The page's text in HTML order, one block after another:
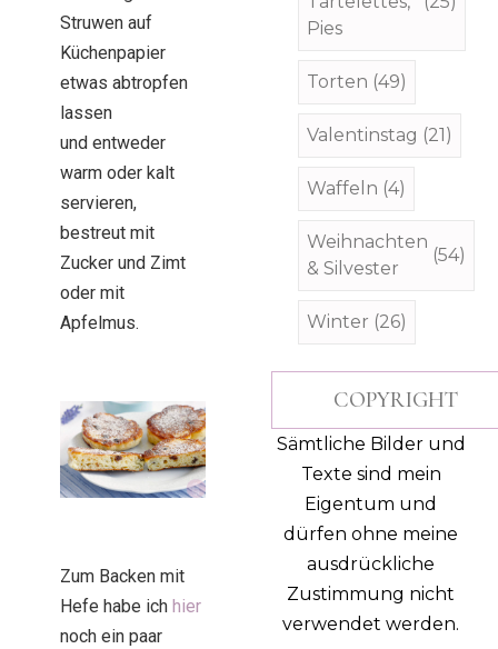
Struwen auf
Küchenpapier
etwas abtropfen
lassen
und entweder
warm oder kalt
servieren,
bestreut mit
Zucker und Zimt
oder mit
Apfelmus.
Zum Backen mit
Hefe habe ich hier
noch ein paar
Pies
Torten (49)
Valentinstag (21)
Waffeln (4)
Weihnachten
& Silvester
(54)
Winter (26)
COPYRIGHT
Sämtliche Bilder und
Texte sind mein
Eigentum und
dürfen ohne meine
ausdrückliche
Zustimmung nicht
verwendet werden.